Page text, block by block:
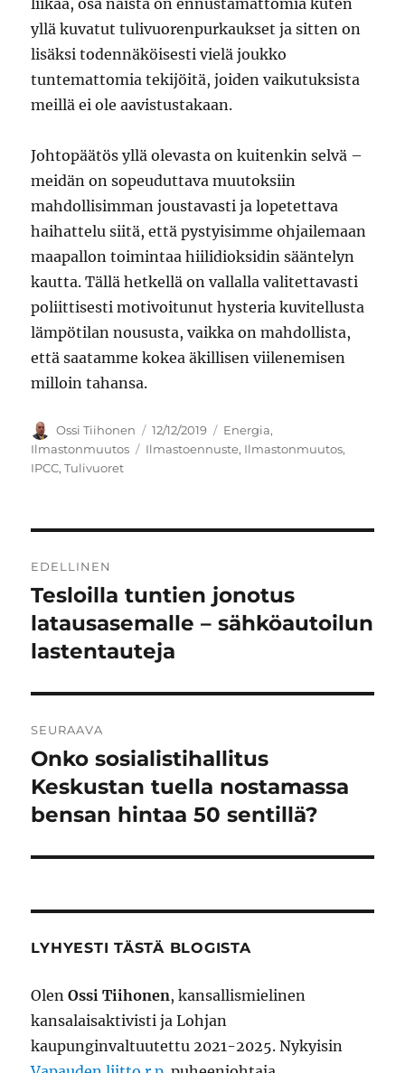
liikaa, osa näistä on ennustamattomia kuten
yllä kuvatut tulivuorenpurkaukset ja sitten on
lisäksi todennäköisesti vielä joukko
tuntemattomia tekijöitä, joiden vaikutuksista
meillä ei ole aavistustakaan.
Johtopäätös yllä olevasta on kuitenkin selvä –
meidän on sopeuduttava muutoksiin
mahdollisimman joustavasti ja lopetettava
haihattelu siitä, että pystyisimme ohjailemaan
maapallon toimintaa hiilidioksidin sääntelyn
kautta. Tällä hetkellä on vallalla valitettavasti
poliittisesti motivoitunut hysteria kuvitellusta
lämpötilan noususta, vaikka on mahdollista,
että saatamme kokea äkillisen viilenemisen
milloin tahansa.
Kirjoittaja
Ossi Tiihonen Julkaistu
12/12/2019 Kategoriat
Energia,
Ilmastonmuutos
Avainsanat
Ilmastoennuste, Ilmastonmuutos,
IPCC,Tulivuoret
selaus
EDELLINEN
Edellinen
artikkeli:
Tesloilla tuntien jonotus
latausasemalle – sähköautoilun
lastentauteja
SEURAAVA
Seuraava
artikkeli:
Onko sosialistihallitus
Keskustan tuella nostamassa
bensan hintaa 50 sentillä?
LYHYESTI TÄSTÄ BLOGISTA
OlenOssi Tiihonen, kansallismielinen
kansalaisaktivisti ja Lohjan
kaupunginvaltuutettu 2021-2025. Nykyisin